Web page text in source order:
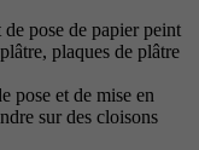
pose de papier peint
plaques de plâtre
pose et de mise en
sur des cloisons